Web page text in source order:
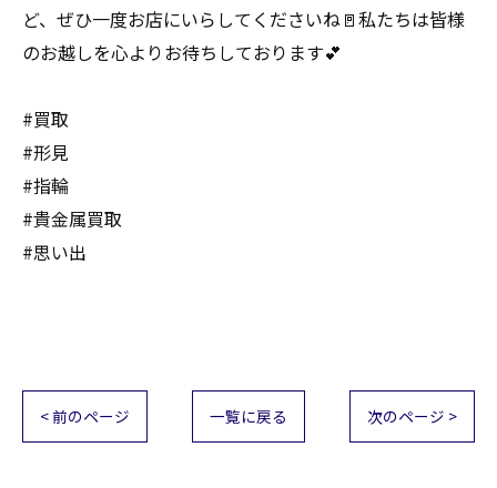
ど、ぜひ一度お店にいらしてくださいね🚪私たちは皆様
のお越しを心よりお待ちしております💕
#買取
#形見
#指輪
#貴金属買取
#思い出
< 前のページ 一覧に戻る 次のページ >